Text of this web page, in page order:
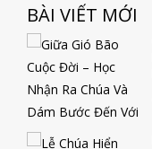
BÀI VIẾT MỚI